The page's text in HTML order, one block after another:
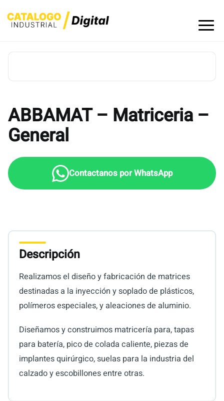
to
ABBAMAT – Matriceria –
General
Descripción
Realizamos el diseño y fabricación de matrices
destinadas a la inyección y soplado de plásticos,
polímeros especiales, y aleaciones de aluminio.
Diseñamos y construimos matricería para, tapas
para batería, pico de colada caliente, piezas de
implantes quirúrgico, suelas para la industria del
calzado y escobillones entre otras.